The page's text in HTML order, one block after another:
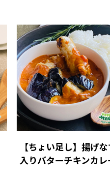
【ちょい足し】揚げ
入りバターチキンカレ